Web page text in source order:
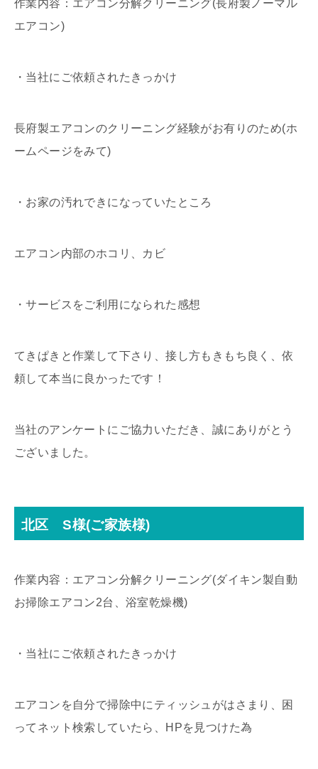
作業内容：エアコン分解クリーニング(長府製ノーマル
エアコン)
・当社にご依頼されたきっかけ
長府製エアコンのクリーニング経験がお有りのため(ホ
ームページをみて)
・お家の汚れできになっていたところ
エアコン内部のホコリ、カビ
・サービスをご利用になられた感想
てきぱきと作業して下さり、接し方もきもち良く、依
頼して本当に良かったです！
当社のアンケートにご協力いただき、誠にありがとう
ございました。
北区 S様(ご家族様)
作業内容：エアコン分解クリーニング(ダイキン製自動
お掃除エアコン2台、浴室乾燥機)
・当社にご依頼されたきっかけ
エアコンを自分で掃除中にティッシュがはさまり、困
ってネット検索していたら、HPを見つけた為